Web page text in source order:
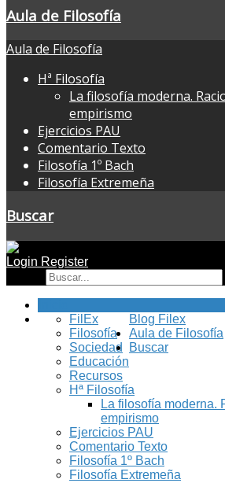
Aula de Filosofía
Aula de Filosofía
Hª Filosofía
La filosofía moderna.
empirismo
Ejercicios PAU
Comentario Texto
Filosofía 1º Bach
Filosofía Extremeña
Buscar
Login Register
Blog Filex
FilEx
Filosofía
Sociedad
Educación
Recursos
Aula de Filosofía
Hª Filosofía
La filosofía moderna.
empirismo
Ejercicios PAU
Comentario Texto
Filosofía 1º Bach
Filosofía Extremeña
Buscar